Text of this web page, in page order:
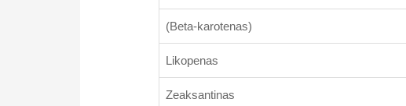
(Beta-karotenas)
Likopenas
Zeaksantinas